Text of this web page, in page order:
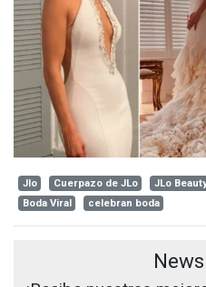
Jlo Cuerpazo de JLo JLo
Boda Viral
celebran boda